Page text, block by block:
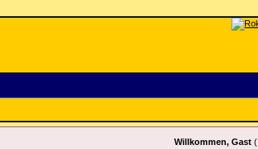
Willkommen, Gast(